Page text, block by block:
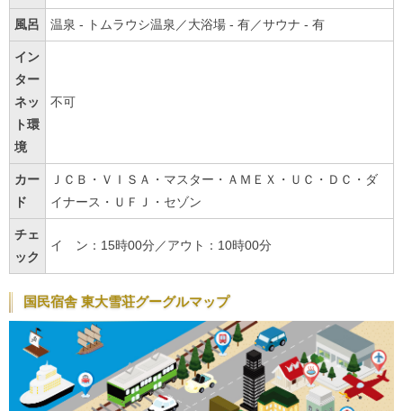
風呂 温泉 - トムラウシ温泉／大浴場 - 有／サウナ - 有
イン
ター
ネッ
ト環
境
不可
カー
ド
ＪＣＢ・ＶＩＳＡ・マスター・ＡＭＥＸ・ＵＣ・ＤＣ・ダ
イナース・ＵＦＪ・セゾン
チェ
ック
イ ン：15時00分／アウト：10時00分
国民宿舎 東大雪荘グーグルマップ